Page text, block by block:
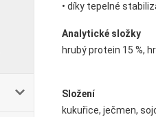
• díky tepelné
Analytické složky
hrubý protein 15 %,
Složení
kukuřice, ječmen,